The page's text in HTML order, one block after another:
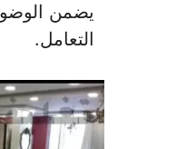
يضمن
التعامل.